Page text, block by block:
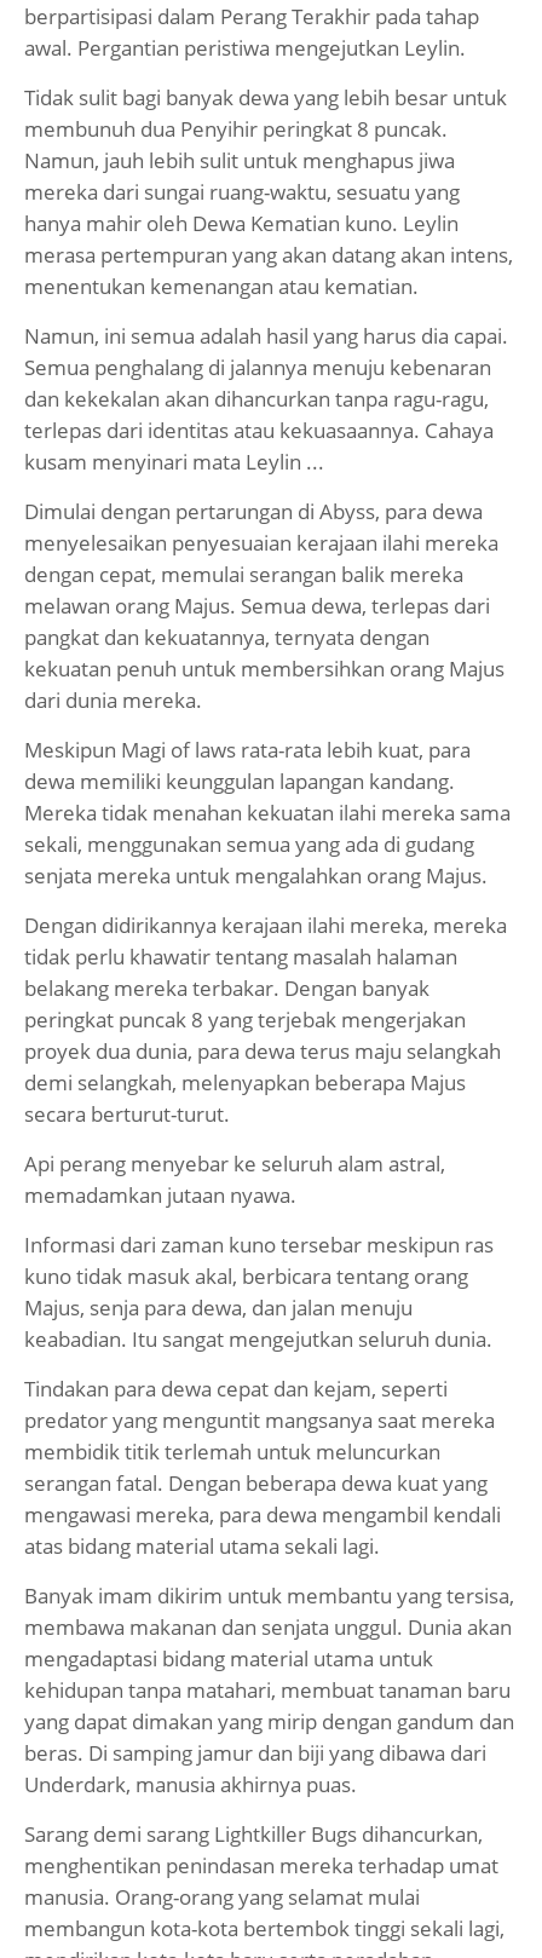
berpartisipasi dalam Perang Terakhir pada tahap
awal. Pergantian peristiwa mengejutkan Leylin.
Tidak sulit bagi banyak dewa yang lebih besar untuk
membunuh dua Penyihir peringkat 8 puncak.
Namun, jauh lebih sulit untuk menghapus jiwa
mereka dari sungai ruang-waktu, sesuatu yang
hanya mahir oleh Dewa Kematian kuno. Leylin
merasa pertempuran yang akan datang akan intens,
menentukan kemenangan atau kematian.
Namun, ini semua adalah hasil yang harus dia capai.
Semua penghalang di jalannya menuju kebenaran
dan kekekalan akan dihancurkan tanpa ragu-ragu,
terlepas dari identitas atau kekuasaannya. Cahaya
kusam menyinari mata Leylin ...
Dimulai dengan pertarungan di Abyss, para dewa
menyelesaikan penyesuaian kerajaan ilahi mereka
dengan cepat, memulai serangan balik mereka
melawan orang Majus. Semua dewa, terlepas dari
pangkat dan kekuatannya, ternyata dengan
kekuatan penuh untuk membersihkan orang Majus
dari dunia mereka.
Meskipun Magi of laws rata-rata lebih kuat, para
dewa memiliki keunggulan lapangan kandang.
Mereka tidak menahan kekuatan ilahi mereka sama
sekali, menggunakan semua yang ada di gudang
senjata mereka untuk mengalahkan orang Majus.
Dengan didirikannya kerajaan ilahi mereka, mereka
tidak perlu khawatir tentang masalah halaman
belakang mereka terbakar. Dengan banyak
peringkat puncak 8 yang terjebak mengerjakan
proyek dua dunia, para dewa terus maju selangkah
demi selangkah, melenyapkan beberapa Majus
secara berturut-turut.
Api perang menyebar ke seluruh alam astral,
memadamkan jutaan nyawa.
Informasi dari zaman kuno tersebar meskipun ras
kuno tidak masuk akal, berbicara tentang orang
Majus, senja para dewa, dan jalan menuju
keabadian. Itu sangat mengejutkan seluruh dunia.
Tindakan para dewa cepat dan kejam, seperti
predator yang menguntit mangsanya saat mereka
membidik titik terlemah untuk meluncurkan
serangan fatal. Dengan beberapa dewa kuat yang
mengawasi mereka, para dewa mengambil kendali
atas bidang material utama sekali lagi.
Banyak imam dikirim untuk membantu yang tersisa,
membawa makanan dan senjata unggul. Dunia akan
mengadaptasi bidang material utama untuk
kehidupan tanpa matahari, membuat tanaman baru
yang dapat dimakan yang mirip dengan gandum dan
beras. Di samping jamur dan biji yang dibawa dari
Underdark, manusia akhirnya puas.
Sarang demi sarang Lightkiller Bugs dihancurkan,
menghentikan penindasan mereka terhadap umat
manusia. Orang-orang yang selamat mulai
membangun kota-kota bertembok tinggi sekali lagi,